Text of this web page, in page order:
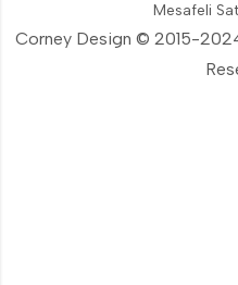
Mesafeli
Corney Design © 2015-